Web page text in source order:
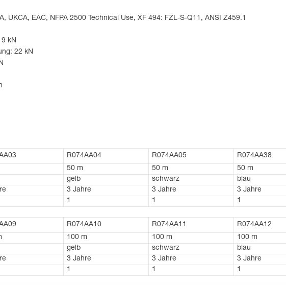
UKCA, EAC, NFPA 2500 Technical Use, XF 494: FZL-S-Q11, ANSI Z459.1
kN
22 kN
R074AA04 R074AA05 R074AA38
50 m 50 m 50 m
gelb schwarz blau
3 Jahre 3 Jahre 3 Jahre
1 1 1
R074AA10 R074AA11 R074AA12
100 m 100 m 100 m
gelb schwarz blau
3 Jahre 3 Jahre 3 Jahre
1 1 1